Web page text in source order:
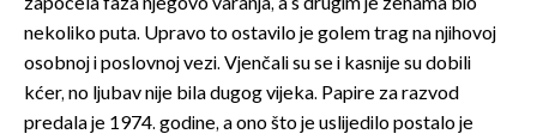
nekoliko puta. Upravo to ostavilo je golem trag na njihovoj
osobnoj i poslovnoj vezi. Vjenčali su se i kasnije su dobili
kćer, no ljubav nije bila dugog vijeka. Papire za razvod
predala je 1974. godine, a ono što je uslijedilo postalo je